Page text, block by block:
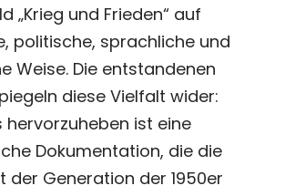
„Krieg und Frieden“ auf
politische, sprachliche und
Weise. Die entstandenen
diese Vielfalt wider:
hervorzuheben ist eine
Dokumentation, die die
der Generation der 1950er